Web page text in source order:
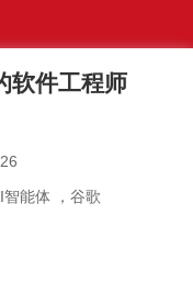
软件工程师
智能体 ， 谷歌